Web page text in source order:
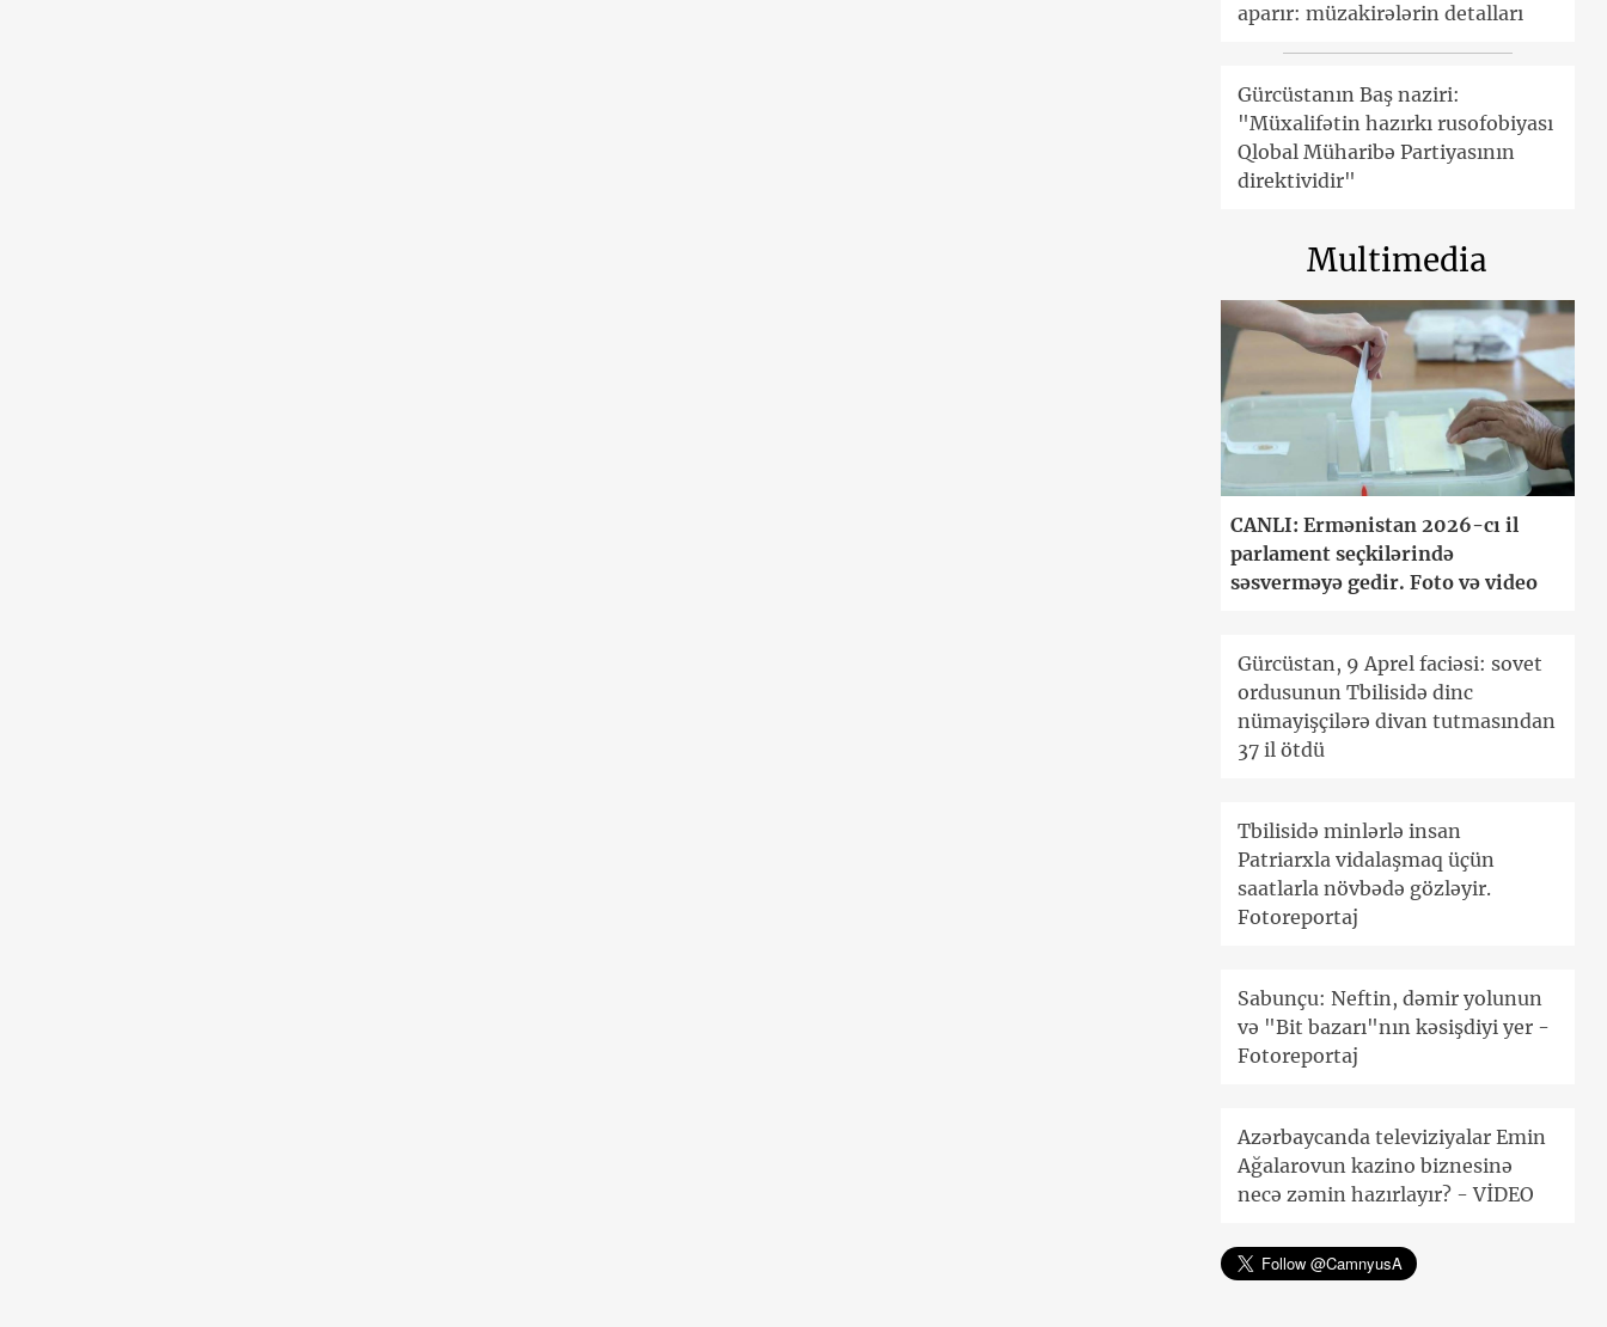
aparır: müzakirələrin detalları
Gürcüstanın Baş naziri:
"Müxalifətin hazırkı rusofobiyası
Qlobal Müharibə Partiyasının
direktividir"
Multimedia
CANLI: Ermənistan 2026-cı il
parlament seçkilərində
səsverməyə gedir. Foto və video
Gürcüstan, 9 Aprel faciəsi: sovet
ordusunun Tbilisidə dinc
nümayişçilərə divan tutmasından
37 il ötdü
Tbilisidə minlərlə insan
Patriarxla vidalaşmaq üçün
saatlarla növbədə gözləyir.
Fotoreportaj
Sabunçu: Neftin, dəmir yolunun
və "Bit bazarı"nın kəsişdiyi yer -
Fotoreportaj
Azərbaycanda televiziyalar Emin
Ağalarovun kazino biznesinə
necə zəmin hazırlayır? - VİDEO